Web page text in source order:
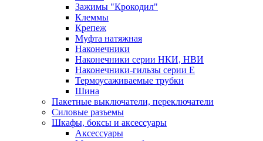
Зажимы "Крокодил"
Клеммы
Крепеж
Муфта натяжная
Наконечники
Наконечники серии НКИ, НВИ
Наконечники-гильзы серии Е
Термоусаживаемые трубки
Шина
Пакетные выключатели, переключатели
Силовые разъемы
Шкафы, боксы и аксессуары
Аксессуары